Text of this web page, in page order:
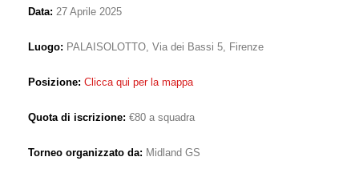
Data: 27 Aprile 2025
Luogo: PALAISOLOTTO, Via dei Bassi 5, Firenze
Posizione: Clicca qui per la mappa
Quota di iscrizione: €80 a squadra
Torneo organizzato da: Midland GS